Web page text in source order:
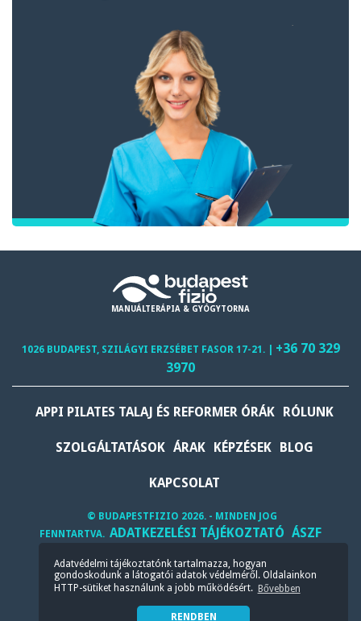
Adatvédelmi tájékoztatónk tartalmazza, hogyan
gondoskodunk a látogatói adatok védelméről. Oldalainkon
HTTP-sütiket használunk a jobb működésért. Bővebben
RENDBEN
MANUÁLTERÁPIA & GYÓGYTORNA
1026 BUDAPEST, SZILÁGYI ERZSÉBET FASOR 17-21. |
+36 70 329
3970
APPI PILATES TALAJ ÉS REFORMER ÓRÁK RÓLUNK
SZOLGÁLTATÁSOK ÁRAK KÉPZÉSEK BLOG
KAPCSOLAT
© BUDAPESTFIZIO 2026. - MINDEN JOG
FENNTARTVA. ADATKEZELÉSI TÁJÉKOZTATÓ ÁSZF